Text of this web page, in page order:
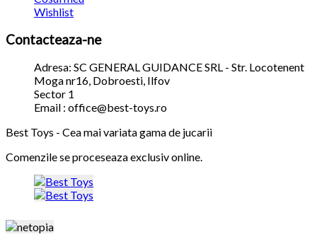
Wishlist
Contacteaza-ne
Adresa: SC GENERAL GUIDANCE SRL - Str. Locotenent
Moga nr16, Dobroesti, Ilfov
Sector 1
Email : office@best-toys.ro
Best Toys - Cea mai variata gama de jucarii
Comenzile se proceseaza exclusiv online.